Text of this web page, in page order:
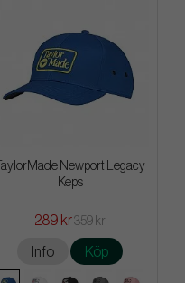
TaylorMade Newport Legacy
Keps
289 kr359 kr
Info Köp